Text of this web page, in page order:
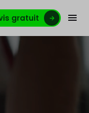
gratuit